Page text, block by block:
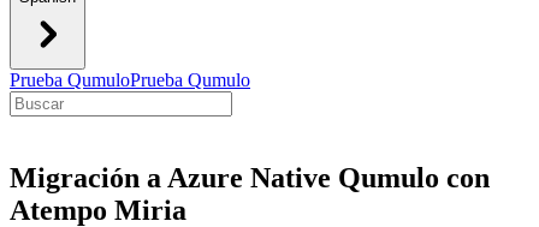
Prueba QumuloPrueba Qumulo
Migración a Azure Native Qumulo con
Atempo Miria